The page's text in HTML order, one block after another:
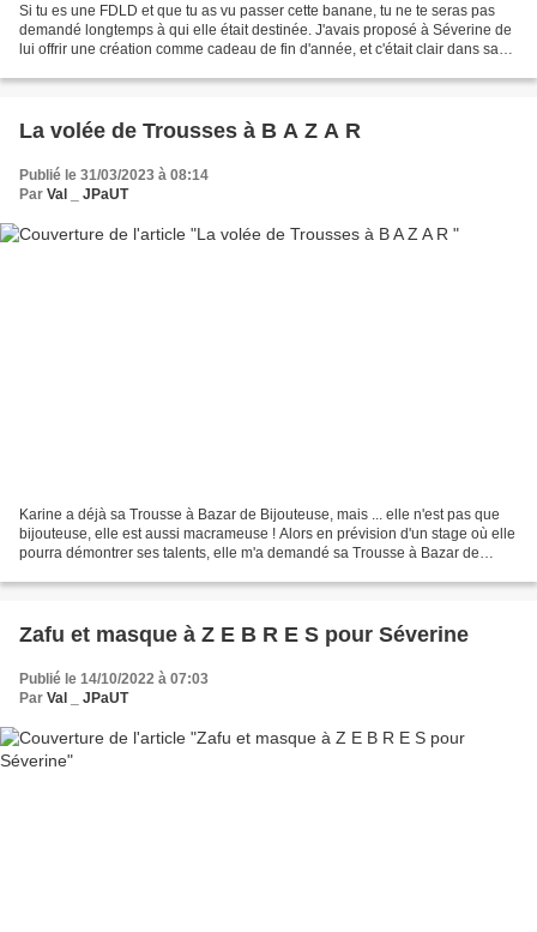
Si tu es une FDLD et que tu as vu passer cette banane, tu ne te seras pas
demandé longtemps à qui elle était destinée. J'avais proposé à Séverine de
lui offrir une création comme cadeau de fin d'année, et c'était clair dans sa
La volée de Trousses à B A Z A R
Publié le 31/03/2023 à 08:14
Par Val _ JPaUT
Karine a déjà sa Trousse à Bazar de Bijouteuse, mais ... elle n'est pas que
bijouteuse, elle est aussi macrameuse ! Alors en prévision d'un stage où elle
pourra démontrer ses talents, elle m'a demandé sa Trousse à Bazar de
Zafu et masque à Z E B R E S pour Séverine
Publié le 14/10/2022 à 07:03
Par Val _ JPaUT